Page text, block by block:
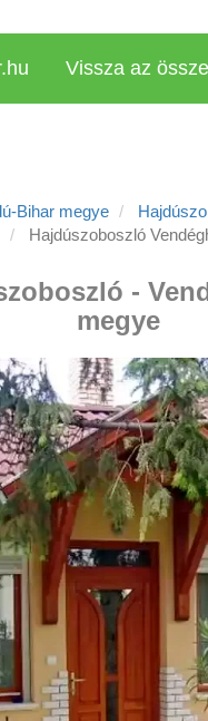
Vissza az
Bihar megye
Hajdúszoboszló
-
megye